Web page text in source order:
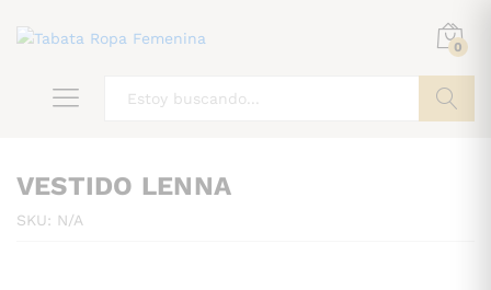
0
VESTIDO LENNA
SKU: N/A